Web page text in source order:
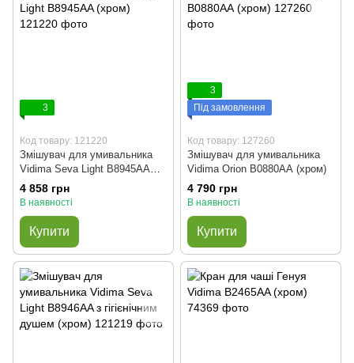
3
Код товару: 121220
Змішувач для умивальника
Vidima Seva Light B8945AA
(хром)
4 858 грн
В наявності
Купити
3
Під замовлення
Код товару: 127260
Змішувач для умивальника
Vidima Orion B0880АА (хром)
4 790 грн
В наявності
Купити